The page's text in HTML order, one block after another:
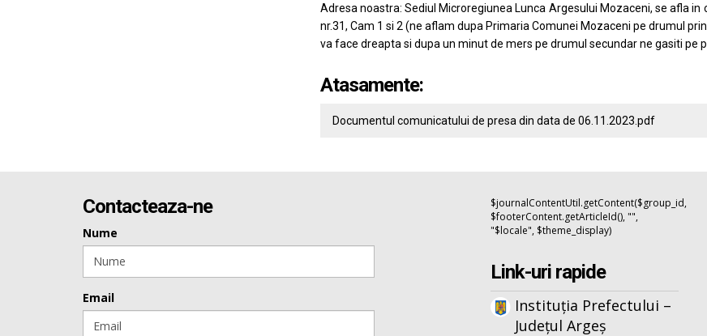
Adresa noastra: Sediul Microregiunea Lunca Argesului Mozaceni, se afla
nr.31, Cam 1 si 2 (ne aflam dupa Primaria Comunei Mozaceni pe drumul
va face dreapta si dupa un minut de mers pe drumul secundar ne gasiti pe
Atasamente:
Documentul comunicatului de presa din data de 06.11.2023.pdf
Contacteaza-ne
Nume
Email
$journalContentUtil.getContent($group_id,
$footerContent.getArticleId(), "",
"$locale", $theme_display)
Link-uri rapide
Instituția Prefectului –
Județul Argeș